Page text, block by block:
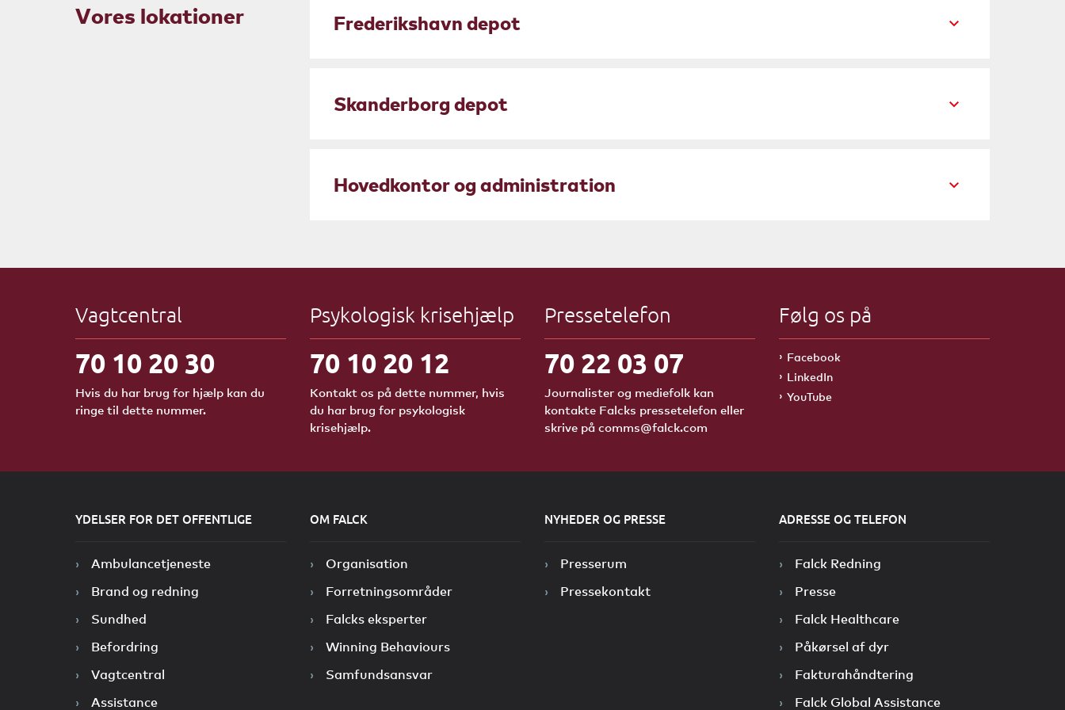
Vores lokationer Frederikshavn depot
Skanderborg depot
Hovedkontor og administration
Vagtcentral
70 10 20 30
Hvis du har brug for hjælp kan du
ringe til dette nummer.
Psykologisk krisehjælp
70 10 20 12
Kontakt os på dette nummer, hvis
du har brug for psykologisk
krisehjælp.
Pressetelefon
70 22 03 07
Journalister og mediefolk kan
kontakte Falcks pressetelefon eller
skrive på comms@falck.com
Følg os på
Facebook
LinkedIn
YouTube
YDELSER FOR DET OFFENTLIGE
Ambulancetjeneste
Brand og redning
Sundhed
Befordring
Vagtcentral
Assistance
OM FALCK
Organisation
Forretningsområder
Falcks eksperter
Winning Behaviours
Samfundsansvar
NYHEDER OG PRESSE
Presserum
Pressekontakt
ADRESSE OG TELEFON
Falck Redning
Presse
Falck Healthcare
Påkørsel af dyr
Fakturahåndtering
Falck Global Assistance